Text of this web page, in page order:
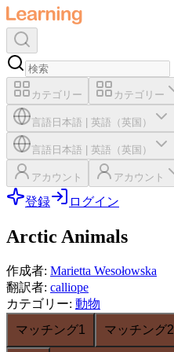
カテゴリー カテゴリー
言語 日本語 英語（英国）
言語 日本語 英語（英国）
アカウント アカウント
登録 ログイン
Arctic Animals
作成者: Marietta Wesołowska
翻訳者: calliope
カテゴリー: 動物
マッチング1
マッチング2